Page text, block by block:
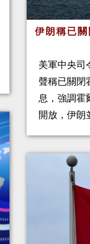
伊朗稱已
美軍中央司
聲稱已關閉
息，強調霍
開放，伊